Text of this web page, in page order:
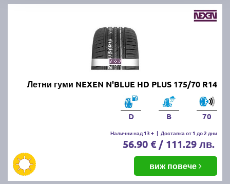
Летни гуми NEXEN N'BLUE HD PLUS 175/70 R14
D B 70
Налични над 13 + | Доставка от 1 до 2 дни
56.90 € / 111.29 лв.
виж повече